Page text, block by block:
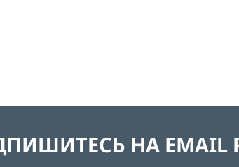
НА EMAIL